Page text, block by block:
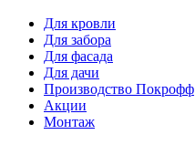
Для кровли
Для забора
Для фасада
Для дачи
Производство Покрофф
Акции
Монтаж